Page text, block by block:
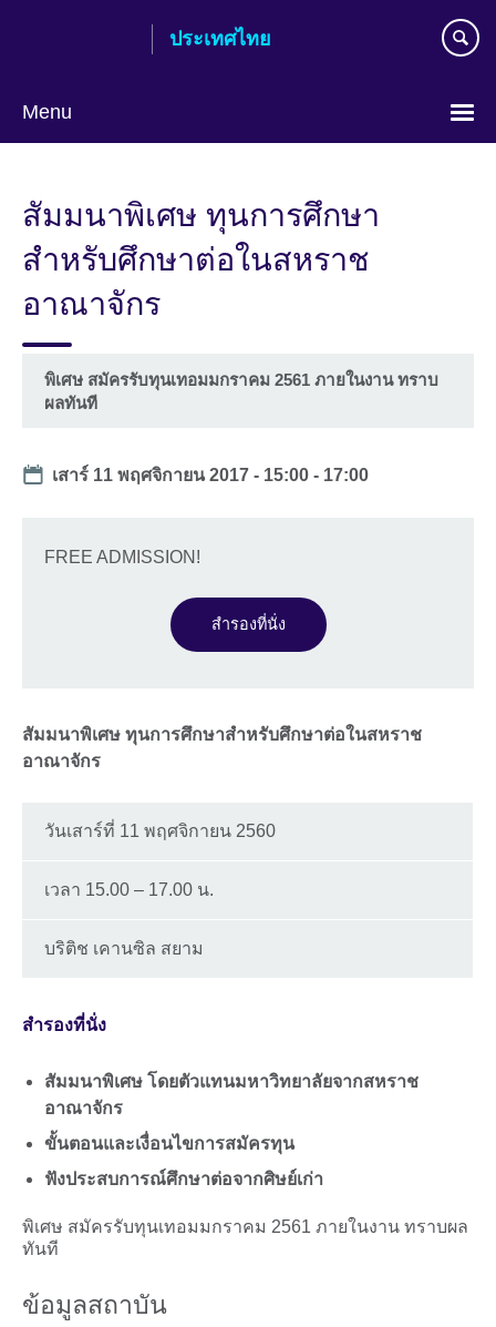
ประเทศไทย
Menu
สัมมนาพิเศษ ทุนการศึกษา
สำหรับศึกษาต่อในสหราช
อาณาจักร
พิเศษ สมัครรับทุนเทอมมกราคม 2561 ภายในงาน ทราบ
ผลทันที
Date
เสาร์ 11 พฤศจิกายน 2017 - 15:00 - 17:00
FREE ADMISSION!
สำรองที่นั่ง
สัมมนาพิเศษ ทุนการศึกษาสำหรับศึกษาต่อในสหราช
อาณาจักร
วันเสาร์ที่ 11 พฤศจิกายน 2560
เวลา 15.00 – 17.00 น.
บริติช เคานซิล สยาม
สำรองที่นั่ง
สัมมนาพิเศษ โดยตัวแทนมหาวิทยาลัยจากสหราช
อาณาจักร
ขั้นตอนและเงื่อนไขการสมัครทุน
ฟังประสบการณ์ศึกษาต่อจากศิษย์เก่า
พิเศษ สมัครรับทุนเทอมมกราคม 2561 ภายในงาน ทราบผล
ทันที
ข้อมูลสถาบัน